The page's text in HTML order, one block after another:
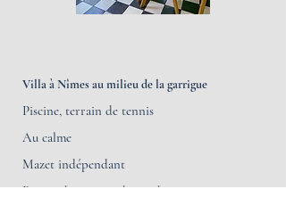
Villa à Nîmes aumilieu de la garrigue
Piscine, terrain de tennis
Au calme
Mazet indépendant
Prix et dossier sur demande